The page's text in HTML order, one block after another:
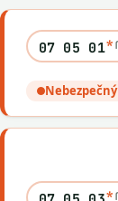
07 05 01*
Nebezpečný
*